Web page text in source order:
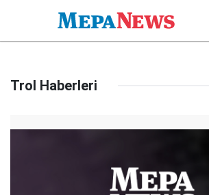
Trol Haberleri